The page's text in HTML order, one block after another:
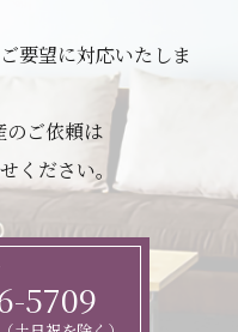
要望に対応いたしま
ご依頼は
ください。
5709